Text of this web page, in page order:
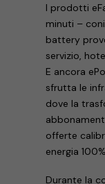
I prodotti
minuti –
battery
servizio,
E ancora
sfrutta le
dove la
offerte
energia
Durante la